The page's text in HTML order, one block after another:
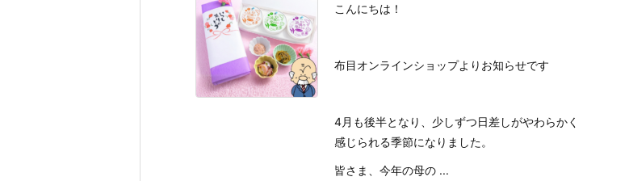
こんにちは！
布目オンラインショップよりお知らせです
4月も後半となり、少しずつ日差しがやわらかく
感じられる季節になりました。
皆さま、今年の母の ...